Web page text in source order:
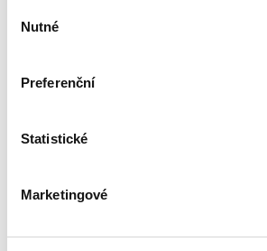
souhlasu
Nutné
Preferenční
Statistické
Marketingové